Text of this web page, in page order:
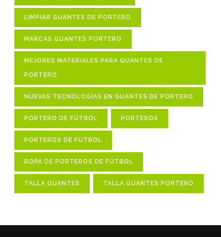
LIMPIAR GUANTES DE PORTERO
MARCAS GUANTES PORTERO
MEJORES MATERIALES PARA GUANTES DE
PORTERO
NUEVAS TECNOLOGÍAS EN GUANTES DE PORTERO
PORTERO DE FÚTBOL PORTEROS
PORTEROS DE FUTBOL
ROPA DE PORTEROS DE FÚTBOL
TALLA GUANTES TALLA GUANTES PORTERO